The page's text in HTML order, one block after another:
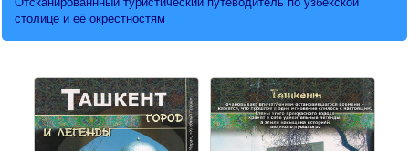
столице и её окрестностям